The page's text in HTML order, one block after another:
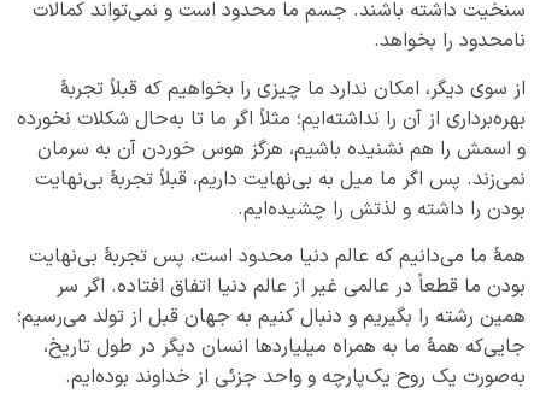
سنخیت داشته باشند. جسم ما محدود است و نمی‌تواند کمالات
نامحدود را بخواهد.
از سوی دیگر، امکان ندارد ما چیزی را بخواهیم که قبلاً تجربۀ
بهره‌برداری از آن را نداشته‌ایم؛ مثلاً اگر ما تا به‌حال شکلات نخورده
و اسمش را هم نشنیده باشیم، هرگز هوس خوردن آن به سرمان
نمی‌زند. پس اگر ما میل به بی‌نهایت داریم، قبلاً تجربۀ بی‌نهایت
بودن را داشته‌ و لذتش را چشیده‌ایم.
همۀ ما می‌دانیم که عالم دنیا محدود است، پس تجربۀ بی‌نهایت
بودن ما قطعاً در عالمی ‌‌غیر از عالم دنیا اتفاق افتاده. اگر سر
همین رشته را بگیریم و دنبال کنیم به جهان قبل از تولد می‌رسیم؛
جایی‌که همۀ ما به همراه میلیاردها انسان دیگر در طول تاریخ،
به‌صورت یک روح یک‌پارچه و واحد جزئی از خداوند بوده‌ایم.